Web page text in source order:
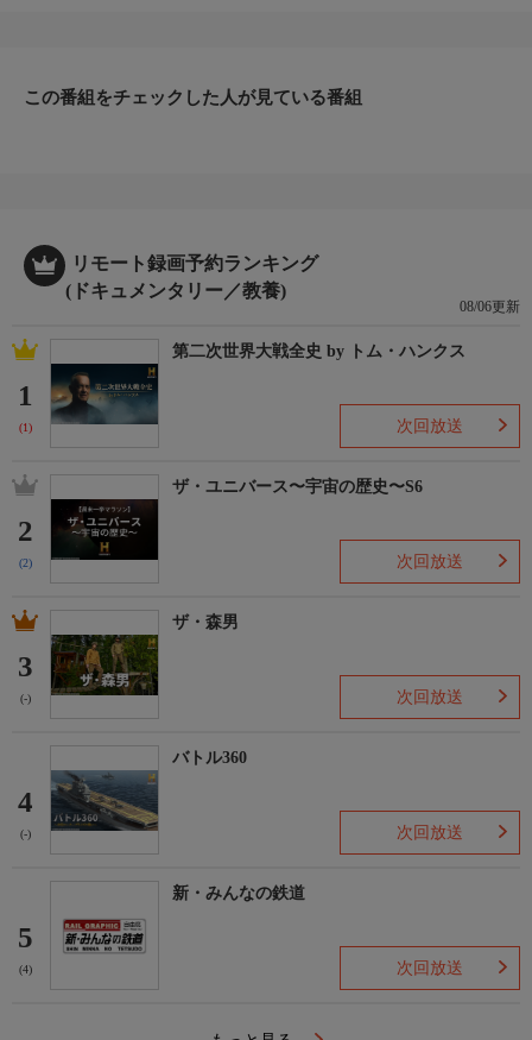
この番組をチェックした人が見ている番組
リモート録画予約ランキング
(ドキュメンタリー／教養)
08/06更新
1
(1)
第二次世界大戦全史 by トム・ハンクス
次回放送
2
(2)
ザ・ユニバース〜宇宙の歴史〜S6
次回放送
3
(-)
ザ・森男
次回放送
4
(-)
バトル360
次回放送
5
(4)
新・みんなの鉄道
次回放送